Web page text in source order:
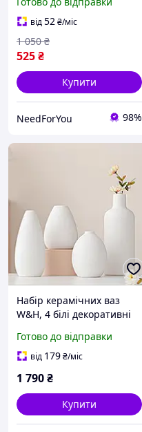
стилі Прованс
від52₴/міс
525₴
1 050 ₴
Купити
NeedForYou 98%
Набір керамічних ваз
W&H, 4 білі декоративні
вази для декору
домашнього декору, стіл,
Готово до відправки
від 179₴/міс
1 790₴
Купити